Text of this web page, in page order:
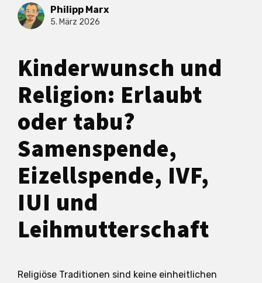
Philipp Marx
5. März 2026
Kinderwunsch und
Religion: Erlaubt
oder tabu?
Samenspende,
Eizellspende, IVF,
IUI und
Leihmutterschaft
Religiöse Traditionen sind keine einheitlichen